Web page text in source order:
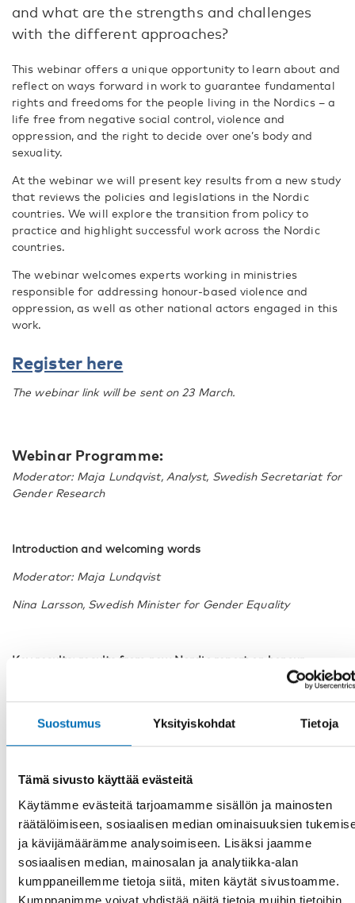
Suostumus Yksityiskohdat Tietoja
Tämä sivusto käyttää evästeitä
Käytämme evästeitä tarjoamamme sisällön ja mainosten
räätälöimiseen, sosiaalisen median ominaisuuksien
ja kävijämäärämme analysoimiseen. Lisäksi jaamme
sosiaalisen median, mainosalan ja analytiikka-alan
kumppaneillemme tietoja siitä, miten käytät sivustoamme.
Kumppanimme voivat yhdistää näitä tietoja muihin tietoihin,
and what are the strengths and challenges
with the different approaches?
This webinar offers a unique opportunity to learn about and
reflect on ways forward in work to guarantee fundamental
rights and freedoms for the people living in the Nordics – a
life free from negative social control, violence and
oppression, and the right to decide over one’s body and
sexuality.
At the webinar we will present key results from a new study
that reviews the policies and legislations in the Nordic
countries. We will explore the transition from policy to
practice and highlight successful work across the Nordic
countries.
The webinar welcomes experts working in ministries
responsible for addressing honour-based violence and
oppression, as well as other national actors engaged in this
work.
Register here
The webinar link will be sent on 23 March.
Webinar Programme:
Moderator: Maja Lundqvist, Analyst, Swedish Secretariat for
Gender Research
Introductionand welcoming words
Moderator: Maja Lundqvist
Nina Larsson, Swedish Minister for Gender Equality
Key results: results from new Nordic report on honour-
related violence and oppression. Organsiation, policy and
Alexandra Lebedeva, Doctor of Ethics
Johan Rosquist PhD in Sociology, Senior Lecturer in
Experiences and lessons learned: Nordic experiences of
effective approaches to honour-related violence and
oppression – findings from a Nordic survey and consultation
Maja Lundqvist, Analyst, Swedish Secretariat for Gender
Research